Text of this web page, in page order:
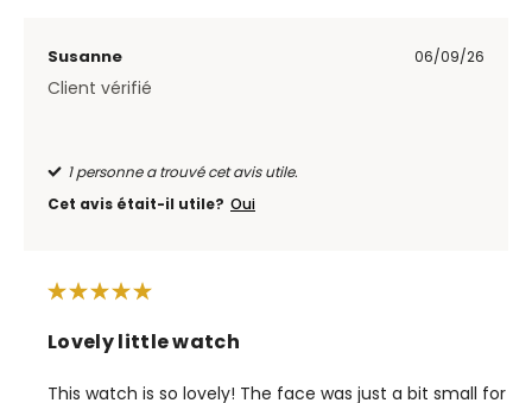
Susanne 06/09/26
Client vérifié
1 personne a trouvé cet avis utile.
Cet avis était-il utile? Oui
Lovely little watch
This watch is so lovely! The face was just a bit small for